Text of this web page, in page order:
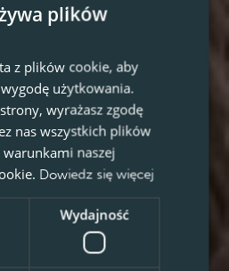
plików
z plików cookie, aby
użytkowania.
wyrażasz zgodę
nas wszystkich plików
naszej
Dowiedz się więcej
Wydajność